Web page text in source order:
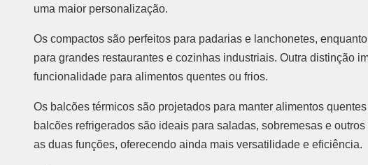
uma maior personalização.
Os compactos são perfeitos para padarias e lanchonetes,
para grandes restaurantes e cozinhas industriais. Outra distinção
funcionalidade para alimentos quentes ou frios.
Os balcões térmicos são projetados para manter alimentos
balcões refrigerados são ideais para saladas, sobremesas e
as duas funções, oferecendo ainda mais versatilidade e eficiência.